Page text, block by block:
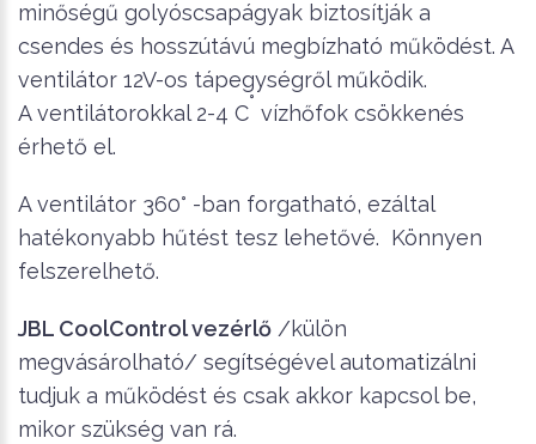
minőségű golyóscsapágyak biztosítják a
csendes és hosszútávú megbízható működést. A
ventilátor 12V-os tápegységről működik.
A ventilátorokkal 2-4 C° vízhőfok csökkenés
érhető el.
A ventilátor 360° -ban forgatható, ezáltal
hatékonyabb hűtést tesz lehetővé. Könnyen
felszerelhető.
JBL CoolControl vezérlő /külön
megvásárolható/ segítségével automatizálni
tudjuk a működést és csak akkor kapcsol be,
mikor szükség van rá.